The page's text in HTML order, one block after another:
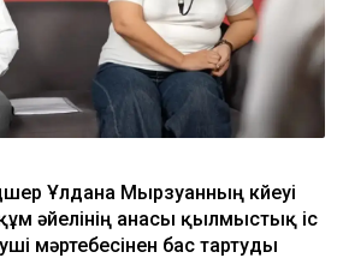
Ұлдана Мырзуанның күйеуі
әйелінің анасы қылмыстық іс
мәртебесінен бас тартуды